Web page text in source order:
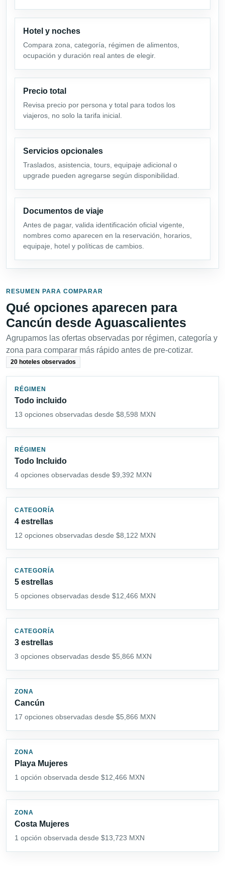
Hotel y noches
Compara zona, categoría, régimen de alimentos,
ocupación y duración real antes de elegir.
Precio total
Revisa precio por persona y total para todos los
viajeros, no solo la tarifa inicial.
Servicios opcionales
Traslados, asistencia, tours, equipaje adicional o
upgrade pueden agregarse según disponibilidad.
Documentos de viaje
Antes de pagar, valida identificación oficial vigente,
nombres como aparecen en la reservación, horarios,
equipaje, hotel y políticas de cambios.
RESUMEN PARA COMPARAR
Qué opciones aparecen para
Cancún desde Aguascalientes
Agrupamos las ofertas observadas por régimen, categoría y
zona para comparar más rápido antes de pre-cotizar.
20 hoteles observados
RÉGIMEN
Todo incluido
13 opciones observadas desde $8,598 MXN
RÉGIMEN
Todo Incluido
4 opciones observadas desde $9,392 MXN
CATEGORÍA
4 estrellas
12 opciones observadas desde $8,122 MXN
CATEGORÍA
5 estrellas
5 opciones observadas desde $12,466 MXN
CATEGORÍA
3 estrellas
3 opciones observadas desde $5,866 MXN
ZONA
Cancún
17 opciones observadas desde $5,866 MXN
ZONA
Playa Mujeres
1 opción observada desde $12,466 MXN
ZONA
Costa Mujeres
1 opción observada desde $13,723 MXN